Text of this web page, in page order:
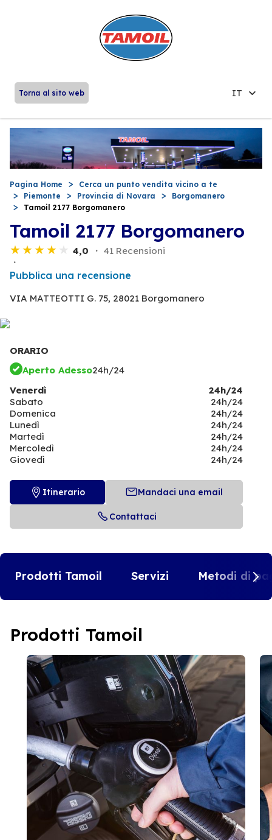
Torna al sito web IT
Pagina Home
Cerca un punto vendita vicino a te
Piemonte
Provincia di Novara
Borgomanero
Tamoil 2177 Borgomanero
Tamoil 2177 Borgomanero
4,0 41 Recensioni
Pubblica una recensione
VIA MATTEOTTI G. 75, 28021 Borgomanero
ORARIO
Aperto Adesso24h/24
Venerdì
24h/24
Sabato
24h/24
Domenica
24h/24
Lunedì
24h/24
Martedì
24h/24
Mercoledì
24h/24
Giovedì
24h/24
Itinerario Mandaci una email
Contattaci
Prodotti Tamoil Servizi Metodi di
Prodotti Tamoil